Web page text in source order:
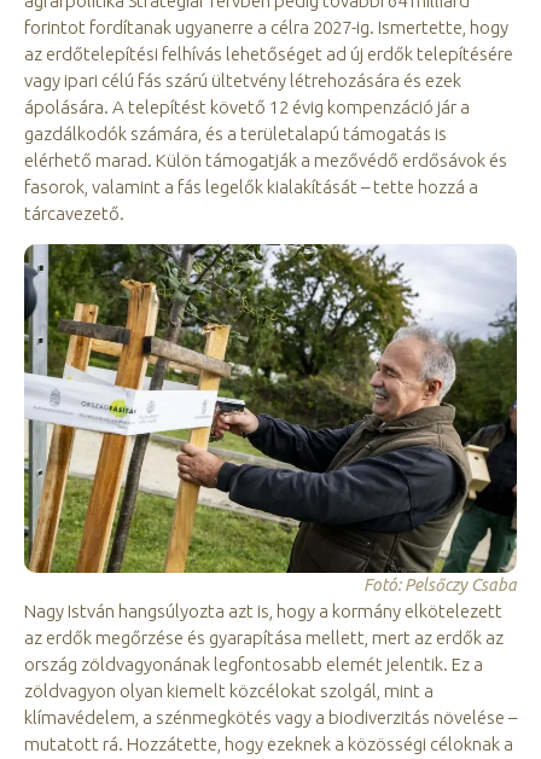
forintot fordítanak ugyanerre a célra 2027-ig. Ismertette, hogy
az erdőtelepítési felhívás lehetőséget ad új erdők telepítésére
vagy ipari célú fás szárú ültetvény létrehozására és ezek
ápolására. A telepítést követő 12 évig kompenzáció jár a
gazdálkodók számára, és a területalapú támogatás is
elérhető marad. Külön támogatják a mezővédő erdősávok és
fasorok, valamint a fás legelők kialakítását – tette hozzá a
tárcavezető.
Fotó: Pelsőczy Csaba
Nagy István hangsúlyozta azt is, hogy a kormány elkötelezett
az erdők megőrzése és gyarapítása mellett, mert az erdők az
ország zöldvagyonának legfontosabb elemét jelentik. Ez a
zöldvagyon olyan kiemelt közcélokat szolgál, mint a
klímavédelem, a szénmegkötés vagy a biodiverzitás növelése –
mutatott rá. Hozzátette, hogy ezeknek a közösségi céloknak a